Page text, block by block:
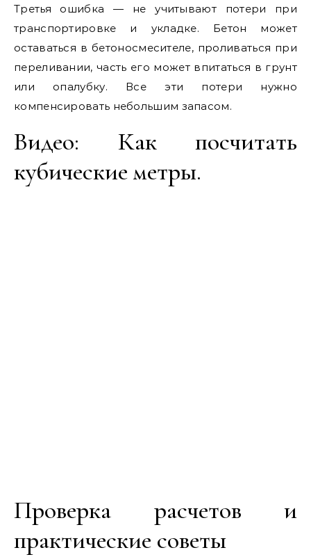
Третья ошибка — не учитывают потери при
транспортировке и укладке. Бетон может
оставаться в бетоносмесителе, проливаться при
переливании, часть его может впитаться в грунт
или опалубку. Все эти потери нужно
компенсировать небольшим запасом.
Видео: Как посчитать
кубические метры.
Проверка расчетов и
практические советы